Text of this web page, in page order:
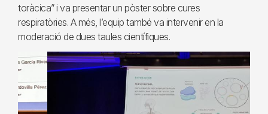
toràcica” i va presentar un pòster sobre cures
respiratòries. A més, l’equip també va intervenir en la
moderació de dues taules científiques.